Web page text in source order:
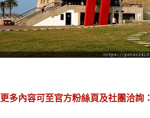
更多內容可至官方粉絲頁及社團洽詢：